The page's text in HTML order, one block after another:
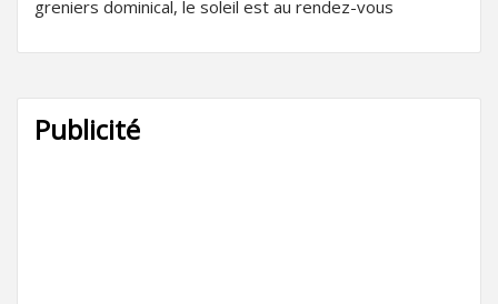
greniers dominical, le soleil est au rendez-vous
Publicité